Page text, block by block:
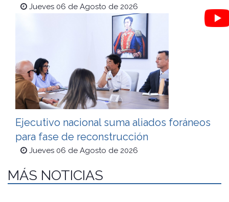
Jueves 06 de Agosto de 2026
Ejecutivo nacional suma aliados foráneos
para fase de reconstrucción
Jueves 06 de Agosto de 2026
MÁS NOTICIAS